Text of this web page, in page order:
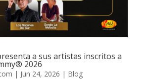
a sus artistas inscritos a
2026
| Jun 24, 2026 | Blog